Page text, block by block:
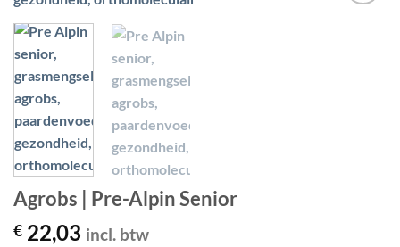
Agrobs | Pre-Alpin Senior
€ 22,03 incl. btw